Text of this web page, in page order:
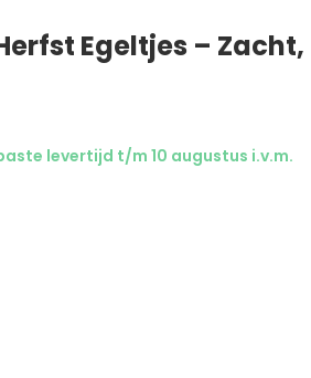
Egeltjes – Zacht,
levertijd t/m 10 augustus i.v.m.